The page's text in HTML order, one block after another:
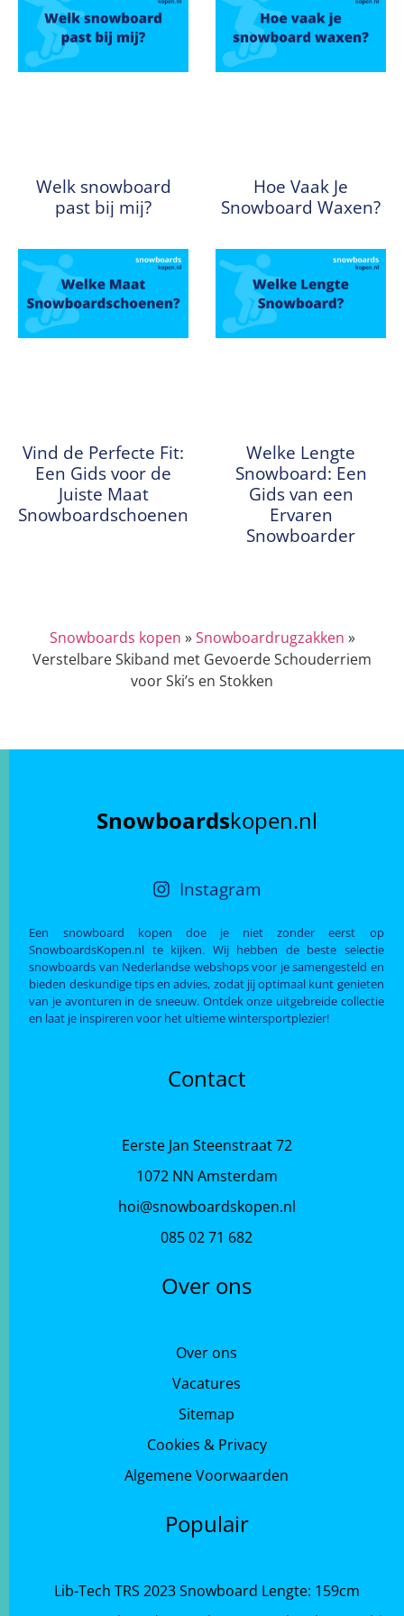
Welk snowboard
past bij mij?
Hoe Vaak Je
Snowboard Waxen?
Vind de Perfecte Fit:
Een Gids voor de
Juiste Maat
Snowboardschoenen
Welke Lengte
Snowboard: Een
Gids van een
Ervaren
Snowboarder
Snowboards kopen »Snowboardrugzakken »
Verstelbare Skiband met Gevoerde Schouderriem
voor Ski’s en Stokken
Snowboardskopen.nl
Instagram
Een snowboard kopen doe je niet zonder eerst op
SnowboardsKopen.nl te kijken. Wij hebben de beste selectie
snowboards van Nederlandse webshops voor je samengesteld en
bieden deskundige tips en advies, zodat jij optimaal kunt genieten
van je avonturen in de sneeuw. Ontdek onze uitgebreide collectie
en laat je inspireren voor het ultieme wintersportplezier!
Contact
Eerste Jan Steenstraat 72
1072 NN Amsterdam
hoi@snowboardskopen.nl
085 02 71 682
Over ons
Over ons
Vacatures
Sitemap
Cookies & Privacy
Algemene Voorwaarden
Populair
Lib-Tech TRS 2023 Snowboard Lengte: 159cm